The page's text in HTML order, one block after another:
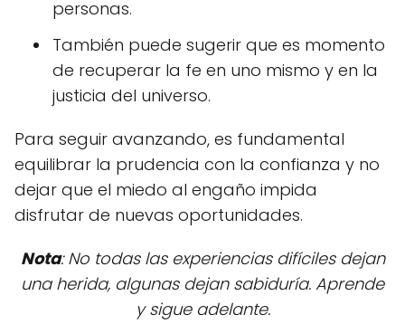
personas.
También puede sugerir que es momento
de recuperar la fe en uno mismo y en la
justicia del universo.
Para seguir avanzando, es fundamental
equilibrar la prudencia con la confianza y no
dejar que el miedo al engaño impida
disfrutar de nuevas oportunidades.
Nota: No todas las experiencias difíciles dejan
una herida, algunas dejan sabiduría. Aprende
y sigue adelante.